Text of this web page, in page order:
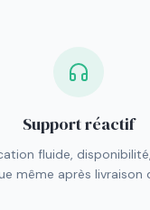
Support réactif
fluide,
même après livraison